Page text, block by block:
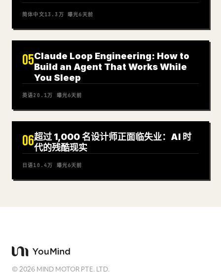
简体中文13.3万 曝光6天前
05Claude Loop Engineering: How to
Build an Agent That Works While
You Sleep
英语20.1万 曝光6天前
06超过 1,000 名设计师正面临失业：AI 时
代的残酷现实
日语10.4万 曝光6天前
©2026 MIND MOTOR PTE. LTD.